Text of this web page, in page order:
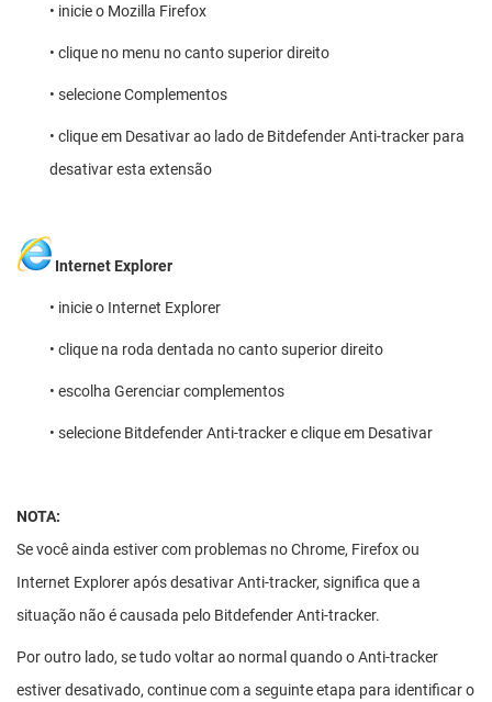
• inicie o Mozilla Firefox
• clique no menu no canto superior direito
• selecione Complementos
• clique em Desativar ao lado de Bitdefender Anti-tracker para
desativar esta extensão
Internet Explorer
• inicie o Internet Explorer
• clique na roda dentada no canto superior direito
• escolha Gerenciar complementos
• selecione Bitdefender Anti-tracker e clique em Desativar
NOTA:
Se você ainda estiver com problemas no Chrome, Firefox ou
Internet Explorer após desativar Anti-tracker, significa que a
situação não é causada pelo Bitdefender Anti-tracker.
Por outro lado, se tudo voltar ao normal quando o Anti-tracker
estiver desativado, continue com a seguinte etapa para identificar o